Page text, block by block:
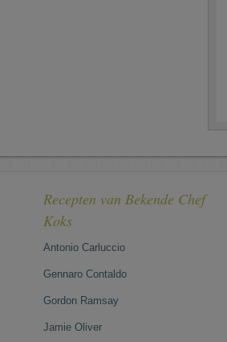
Recepten van Bekende Chef
Koks
Antonio Carluccio
Gennaro Contaldo
Gordon Ramsay
Jamie Oliver